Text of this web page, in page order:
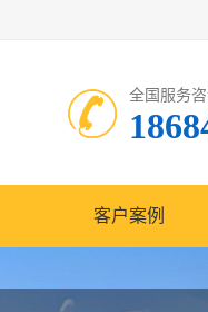
全国服务
客户案例